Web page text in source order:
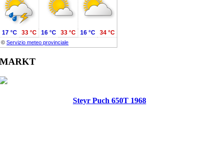
©Servizio meteo provinciale
17 °C 33 °C 16 °C 33 °C 16 °C 34 °C
MARKT
Steyr Puch 650T 1968